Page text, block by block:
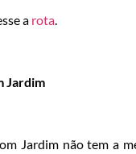
a rota.
Jardim
Jardim não tem a